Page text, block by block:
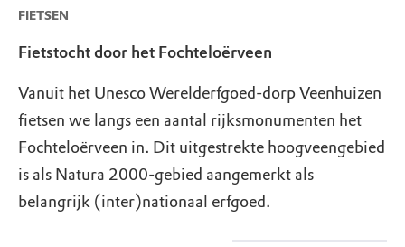
FIETSEN
Fietstocht door het Fochteloërveen
Vanuit het Unesco Werelderfgoed-dorp Veenhuizen
fietsen we langs een aantal rijksmonumenten het
Fochteloërveen in. Dit uitgestrekte hoogveengebied
is als Natura 2000-gebied aangemerkt als
belangrijk (inter)nationaal erfgoed.